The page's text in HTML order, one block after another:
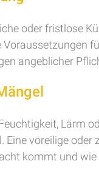
oder fristlose
angeblicher
Lärm
Eine voreilige
kommt und